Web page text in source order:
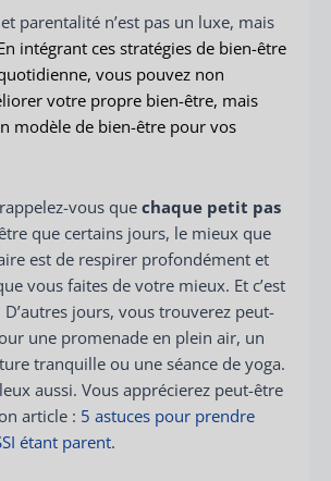
parentalité n’est pas un luxe, mais
intégrant ces stratégies de bien-être
vous pouvez non
votre propre bien-être, mais
modèle de bien-être pour vos
vous que chaque petit pas
que certains jours, le mieux que
est de respirer profondément et
vous faites de votre mieux. Et c’est
jours, vous trouverez peut-
une promenade en plein air, un
tranquille ou une séance de yoga.
aussi. Vous apprécierez peut-être
article : 5 astuces pour prendre
étant parent.